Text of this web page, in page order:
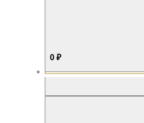
0 ₽